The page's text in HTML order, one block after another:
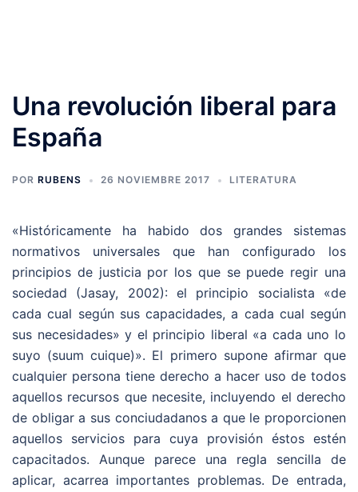
Una revolución liberal para
España
POR RUBENS 26 NOVIEMBRE 2017 LITERATURA
«Históricamente ha habido dos grandes sistemas
normativos universales que han configurado los
principios de justicia por los que se puede regir una
sociedad (Jasay, 2002): el principio socialista «de
cada cual según sus capacidades, a cada cual según
sus necesidades» y el principio liberal «a cada uno lo
suyo (suum cuique)». El primero supone afirmar que
cualquier persona tiene derecho a hacer uso de todos
aquellos recursos que necesite, incluyendo el derecho
de obligar a sus conciudadanos a que le proporcionen
aquellos servicios para cuya provisión éstos estén
capacitados. Aunque parece una regla sencilla de
aplicar, acarrea importantes problemas. De entrada,